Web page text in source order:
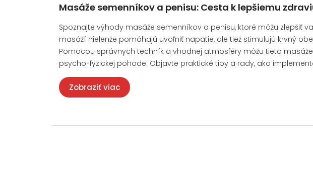
Masáže semenníkov a penisu: Cesta k lepšiemu
Spoznajte výhody masáže semenníkov a penisu, ktoré môžu zlepšiť
masáží nielenže pomáhajú uvoľniť napätie, ale tiež stimulujú krvný
Pomocou správnych techník a vhodnej atmosféry môžu tieto
psycho-fyzickej pohode. Objavte praktické tipy a rady, ako
Zobraziť viac